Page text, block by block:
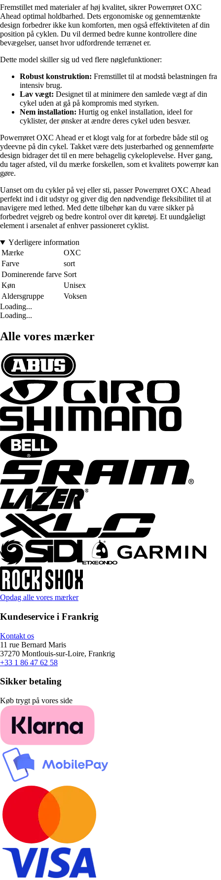
Fremstillet med materialer af høj kvalitet, sikrer Powerrøret OXC
Ahead optimal holdbarhed. Dets ergonomiske og gennemtænkte
design forbedrer ikke kun komforten, men også effektiviteten af din
position på cyklen. Du vil dermed bedre kunne kontrollere dine
bevægelser, uanset hvor udfordrende terrænet er.
Dette model skiller sig ud ved flere nøglefunktioner:
Robust konstruktion: Fremstillet til at modstå belastningen fra
intensiv brug.
Lav vægt: Designet til at minimere den samlede vægt af din
cykel uden at gå på kompromis med styrken.
Nem installation: Hurtig og enkel installation, ideel for
cyklister, der ønsker at ændre deres cykel uden besvær.
Powerrøret OXC Ahead er et klogt valg for at forbedre både stil og
ydeevne på din cykel. Takket være dets justerbarhed og gennemførte
design bidrager det til en mere behagelig cykeloplevelse. Hver gang,
du tager afsted, vil du mærke forskellen, som et kvalitets powerrør kan
gøre.
Uanset om du cykler på vej eller sti, passer Powerrøret OXC Ahead
perfekt ind i dit udstyr og giver dig den nødvendige fleksibilitet til at
navigere med lethed. Med dette tilbehør kan du være sikker på
forbedret vejgreb og bedre kontrol over dit køretøj. Et uundgåeligt
element i arsenalet af enhver passioneret cyklist.
Yderligere information
Mærke
OXC
Farve
sort
Dominerende farve Sort
Køn
Unisex
Aldersgruppe
Voksen
Loading...
Loading...
Alle vores mærker
Opdag alle vores mærker
Kundeservice i Frankrig
Kontakt os
11 rue Bernard Maris
37270 Montlouis-sur-Loire, Frankrig
+33 1 86 47 62 58
Sikker betaling
Køb trygt på vores side